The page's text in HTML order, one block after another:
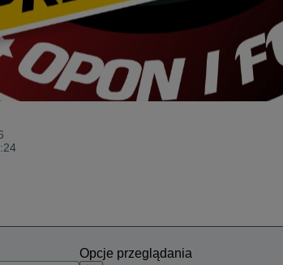
Opcje przeglądania